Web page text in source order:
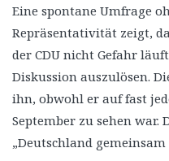
Eine spontane Umfrage
Repräsentativität zeigt,
der CDU nicht Gefahr
Diskussion auszulösen.
ihn, obwohl er auf fast
September zu sehen war.
„Deutschland gemeinsam